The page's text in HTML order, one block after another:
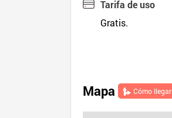
Tarifa de uso
Gratis.
Mapa Cómo llegar